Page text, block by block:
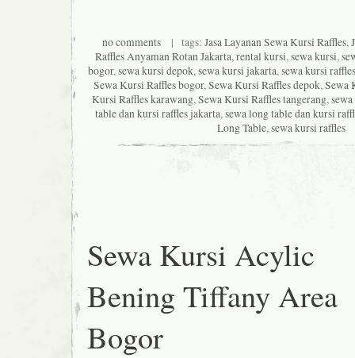
no comments| tags: Jasa Layanan Sewa Kursi Raffles,
Raffles Anyaman Rotan Jakarta, rental kursi, sewa kursi,
bogor, sewa kursi depok, sewa kursi jakarta, sewa kursi raffles
Sewa Kursi Raffles bogor, Sewa Kursi Raffles depok, Sewa
Kursi Raffles karawang, Sewa Kursi Raffles tangerang,
table dan kursi raffles jakarta, sewa long table dan kursi
Long Table, sewa kursi raffles
Sewa Kursi Acylic
Bening Tiffany Area
Bogor